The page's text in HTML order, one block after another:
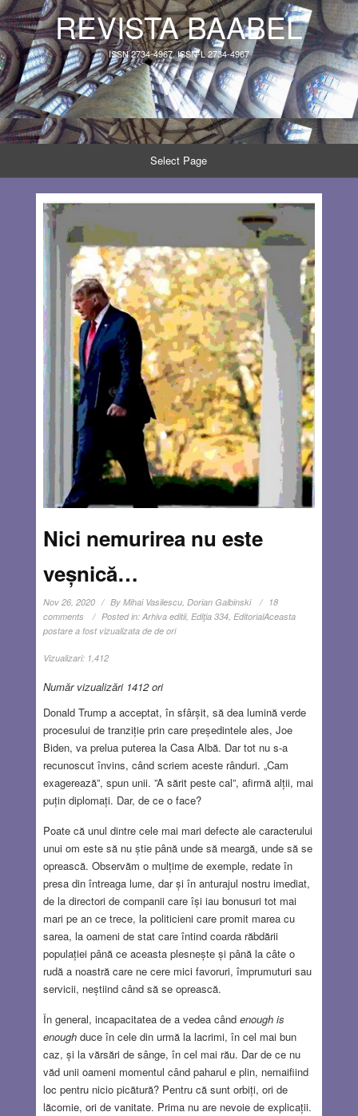
REVISTA BAABEL
ISSN 2734-4967, ISSN-L 2734-4967
Select Page
Nici nemurirea nu este
veșnică…
Nov 26, 2020 By Mihai Vasilescu, Dorian Galbinski
18
comments
Posted in: Arhiva editii, Ediţia 334, EditorialAceasta
postare a fost vizualizata de de ori
Vizualizari: 1,412
Număr vizualizări 1412 ori
Donald Trump a acceptat, în sfârșit, să dea lumină verde
procesului de tranziție prin care președintele ales, Joe
Biden, va prelua puterea la Casa Albă. Dar tot nu s-a
recunoscut învins, când scriem aceste rânduri. „Cam
exagerează”, spun unii. ”A sărit peste cal”, afirmă alții, mai
puțin diplomați. Dar, de ce o face?
Poate că unul dintre cele mai mari defecte ale caracterului
unui om este să nu știe până unde să meargă, unde să se
oprească. Observăm o mulțime de exemple, redate în
presa din întreaga lume, dar și în anturajul nostru imediat,
de la directori de companii care își iau bonusuri tot mai
mari pe an ce trece, la politicieni care promit marea cu
sarea, la oameni de stat care întind coarda răbdării
populației până ce aceasta plesnește și până la câte o
rudă a noastră care ne cere mici favoruri, împrumuturi sau
servicii, neștiind când să se oprească.
În general, incapacitatea de a vedea când enough is
enoughduce în cele din urmă la lacrimi, în cel mai bun
caz, și la vărsări de sânge, în cel mai rău. Dar de ce nu
văd unii oameni momentul când paharul e plin, nemaifiind
loc pentru nicio picătură? Pentru că sunt orbiți, ori de
lăcomie, ori de vanitate. Prima nu are nevoie de explicații.